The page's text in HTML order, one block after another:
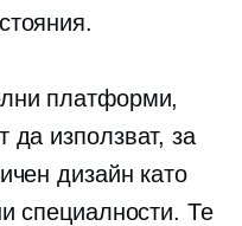
платформи,
да използват, за
дизайн като
специалности. Те